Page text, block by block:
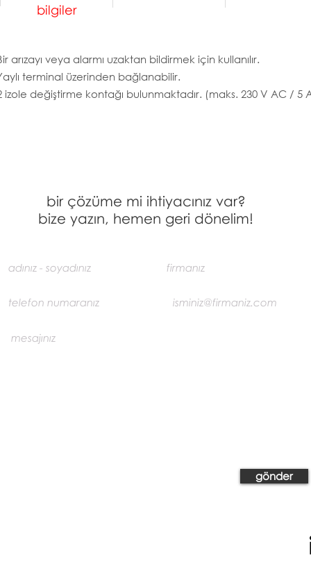
bilgiler
arızayı veya alarmı uzaktan bildirmek için kullanılır.
terminal üzerinden bağlanabilir.
izole değiştirme kontağı bulunmaktadır. (maks. 230 V AC / 5
bir çözüme mi ihtiyacınız var?
bize yazın, hemen geri dönelim!
gönder